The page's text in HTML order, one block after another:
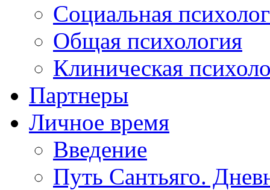
Социальная
Общая психология
Клиническая
Партнеры
Личное время
Введение
Путь Сантьяго.